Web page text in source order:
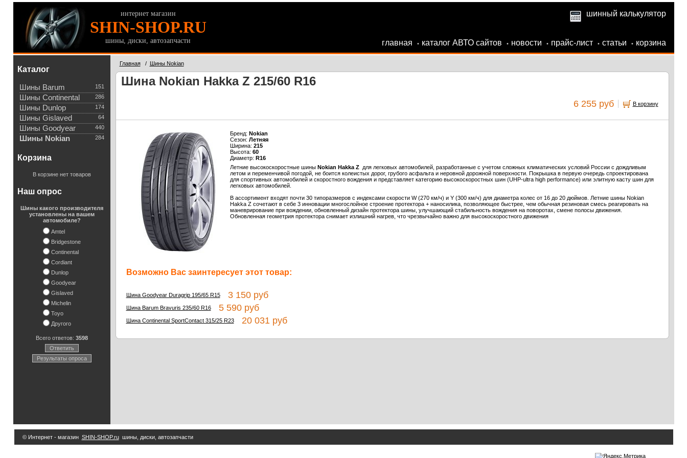
интернет магазин
SHIN-SHOP.RU
шины, диски, автозапчасти
шинный калькулятор
главная • каталог АВТО сайтов • новости • прайс-лист • статьи • корзина
Каталог
151
Шины Barum
286
Шины Continental
174
Шины Dunlop
64
Шины Gislaved
440
Шины Goodyear
284
Шины Nokian
Корзина
В корзине нет товаров
Наш опрос
Шины какого производителя
установлены на вашем
автомобиле?
Amtel
Bridgestone
Continental
Cordiant
Dunlop
Goodyear
Gislaved
Michelin
Toyo
Другого
Всего ответов: 3598
Ответить
Результаты опроса
Главная/ Шины Nokian
Шина Nokian Hakka Z 215/60 R16
6 255 руб В корзину
Бренд: Nokian
Сезон: Летняя
Ширина: 215
Высота: 60
Диаметр: R16
Летние высокоскоростные шины Nokian Hakka Zдля легковых автомобилей, разработанные с учетом сложных климатических условий России с дождливым
летом и переменчивой погодой, не боится колеистых дорог, грубого асфальта и неровной дорожной поверхности. Покрышка в первую очередь спроектирована
для спортивных автомобилей и скоростного вождения и представляет категорию высокоскоростных шин (UHP-ultra high performance) или элитную касту шин для
легковых автомобилей.
В ассортимент входят почти 30 типоразмеров с индексами скорости W (270 км/ч) и Y (300 км/ч) для диаметра колес от 16 до 20 дюймов. Летние шины Nokian
Hakka Z сочетают в себе 3 инновации многослойное строение протектора + наносилика, позволяющее быстрее, чем обычная резиновая смесь реагировать на
маневрирование при вождении, обновленный дизайн протектора шины, улучшающий стабильность вождения на поворотах, смене полосы движения.
Обновленная геометрия протектора снимает излишний нагрев, что чрезвычайно важно для высокоскоростного движения
Возможно Вас заинтересует этот товар:
Шина Goodyear Duragrip 195/65 R153 150 руб
Шина Barum Bravuris 235/60 R165 590 руб
Шина Continental SportContact 315/25 R2320 031 руб
© Интернет - магазин SHIN-SHOP.ruшины, диски, автозапчасти